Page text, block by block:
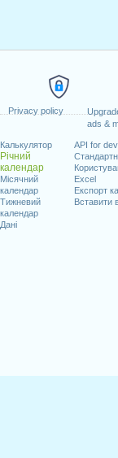
Privacy policy
ads &
Калькулятор
Річний
календар
Місячний
календар
Тижневий
календар
Дані
API for
Excel
Експорт
Вставити